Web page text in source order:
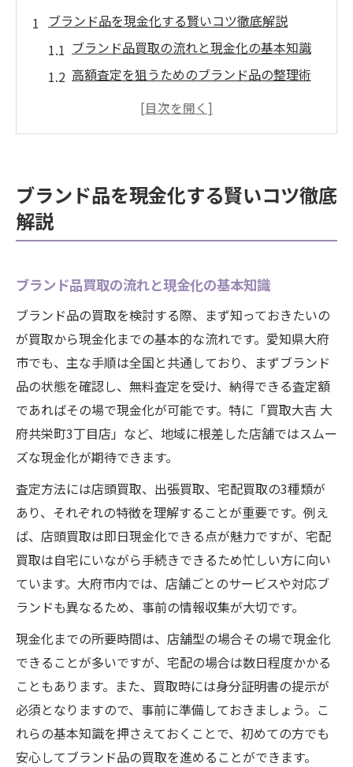
ブランド品を現金化する賢いコツ徹底解説
ブランド品買取の流れと現金化の基本知識
高額査定を狙うためのブランド品の整理術
複数店舗でブランド品査定を比較する価値
高額査定を目指すなら大府市の最新事情に注目
ブランド品高額査定の大府市ならではの傾
値
最新の大府市ブランド品査定情報を知る重
要性
大府市でブランド品を売る際の注目ポイン
ト
高額買取が期待できるブランド品の特徴解
説
愛知県大府市でブランド品売却を成功させる秘
訣
ブランド品売却前に知るべき手順と準備
無料査定を活用するブランド品売却のコツ
信頼できるブランド品買取店の見極め方
ブランド品の状態が査定に与える影響とは
複数査定でブランド品売却を有利に進める
賢く選ぶブランド品の買取方法と比較ポイント
ブランド品買取方法の種類とそれぞれの特
徴
店頭買取と宅配買取のメリット・デメリッ
ト
ブランド品を現金化する賢いコツ徹底
解説
ブランド品買取の流れと現金化の基本知識
ブランド品の買取を検討する際、まず知っておきたいの
が買取から現金化までの基本的な流れです。愛知県大府
市でも、主な手順は全国と共通しており、まずブランド
品の状態を確認し、無料査定を受け、納得できる査定額
であればその場で現金化が可能です。特に「買取大吉 大
府共栄町3丁目店」など、地域に根差した店舗ではスムー
ズな現金化が期待できます。
査定方法には店頭買取、出張買取、宅配買取の3種類が
あり、それぞれの特徴を理解することが重要です。例え
ば、店頭買取は即日現金化できる点が魅力ですが、宅配
買取は自宅にいながら手続きできるため忙しい方に向い
ています。大府市内では、店舗ごとのサービスや対応ブ
ランドも異なるため、事前の情報収集が大切です。
現金化までの所要時間は、店舗型の場合その場で現金化
できることが多いですが、宅配の場合は数日程度かかる
こともあります。また、買取時には身分証明書の提示が
必須となりますので、事前に準備しておきましょう。こ
れらの基本知識を押さえておくことで、初めての方でも
安心してブランド品の買取を進めることができます。